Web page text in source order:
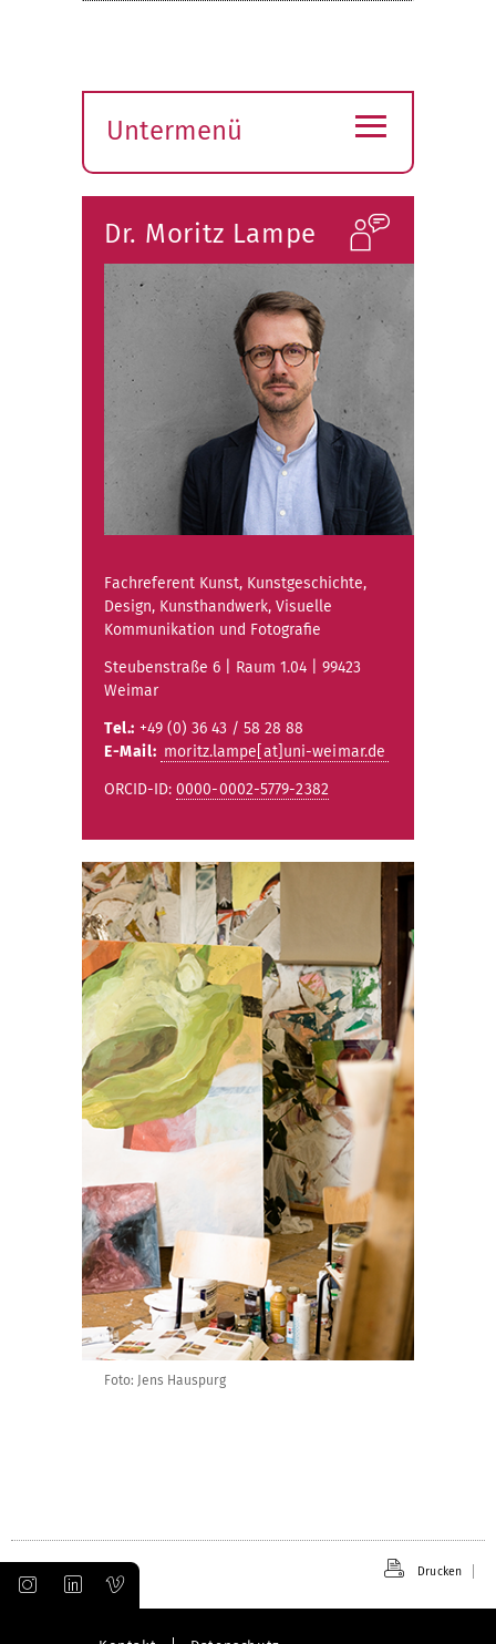
Untermenü
öffnen
≡
Dr. Moritz Lampe
Fachreferent Kunst, Kunstgeschichte,
Design, Kunsthandwerk, Visuelle
Kommunikation und Fotografie
Steubenstraße 6 | Raum 1.04 | 99423
Weimar
Tel.: +49 (0) 36 43 / 58 28 88
E-Mail: moritz.lampe[at]uni-weimar.de
ORCID-ID: 0000-0002-5779-2382
Foto: Jens Hauspurg
Drucken